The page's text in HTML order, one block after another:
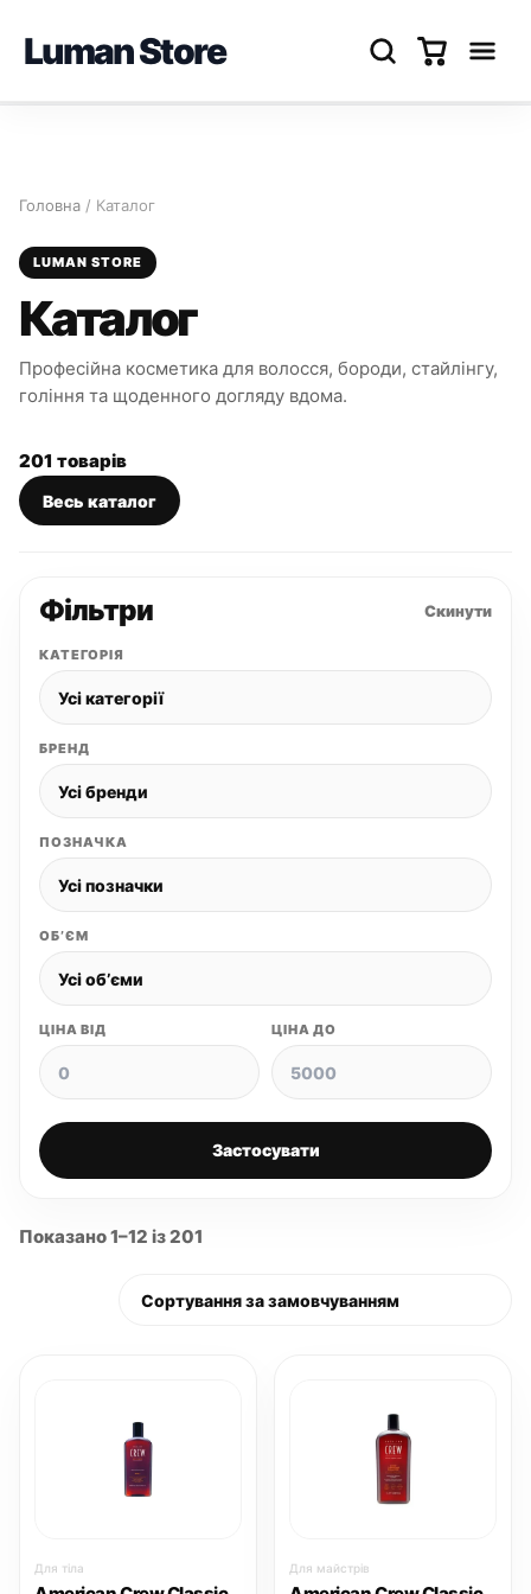
Luman Store
Головна / Каталог
LUMAN STORE
Каталог
Професійна косметика для волосся, бороди, стайлінгу,
гоління та щоденного догляду вдома.
201 товарів
Весь каталог
Фільтри Скинути
КАТЕГОРІЯ
БРЕНД
ПОЗНАЧКА
ОБʼЄМ
ЦІНА ВІД ЦІНА ДО
Застосувати
Показано 1–12 із 201
Для тіла Для майстрів